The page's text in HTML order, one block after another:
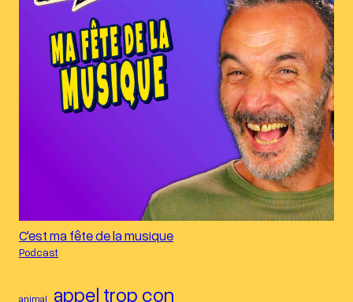
C'est ma fête de la musique
Podcast
animal appel trop con